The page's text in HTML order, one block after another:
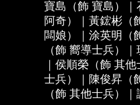
寶島（飾 寶島）
阿奇）｜黃鋐彬（
闆娘）｜涂英明（
（飾 嚮導士兵）
｜侯順榮（飾 其
士兵）｜陳俊昇（
（飾 其他士兵）